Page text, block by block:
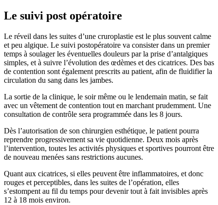
Le suivi post opératoire
Le réveil dans les suites d’une cruroplastie est le plus souvent calme
et peu algique. Le suivi postopératoire va consister dans un premier
temps à soulager les éventuelles douleurs par la prise d’antalgiques
simples, et à suivre l’évolution des œdèmes et des cicatrices. Des bas
de contention sont également prescrits au patient, afin de fluidifier la
circulation du sang dans les jambes.
La sortie de la clinique, le soir même ou le lendemain matin, se fait
avec un vêtement de contention tout en marchant prudemment. Une
consultation de contrôle sera programmée dans les 8 jours.
Dès l’autorisation de son chirurgien esthétique, le patient pourra
reprendre progressivement sa vie quotidienne. Deux mois après
l’intervention, toutes les activités physiques et sportives pourront être
de nouveau menées sans restrictions aucunes.
Quant aux cicatrices, si elles peuvent être inflammatoires, et donc
rouges et perceptibles, dans les suites de l’opération, elles
s’estompent au fil du temps pour devenir tout à fait invisibles après
12 à 18 mois environ.